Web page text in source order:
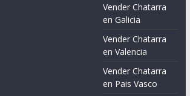
Vender Chatarra
en Galicia
Vender Chatarra
en Valencia
Vender Chatarra
en Pais Vasco